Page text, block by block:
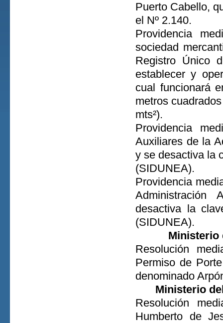
Puerto Cabello,
el Nº 2.140.
Providencia
sociedad
Registro Único
establecer y
cual funcionará
metros
mts²).
Providencia
Auxiliares de la
y se desactiva la
(SIDUNEA).
Providencia
Administración
desactiva la
(SIDUNEA).
Ministerio
Resolución
Permiso de
denominado
Ministerio
Resolución
Humberto de